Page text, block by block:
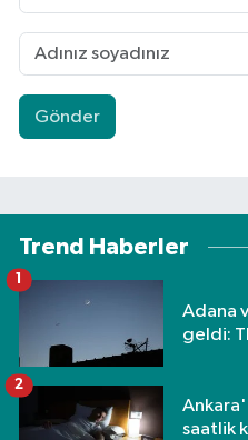
Gönder
Trend Haberler
Adana
geldi:
1
saatlik
2